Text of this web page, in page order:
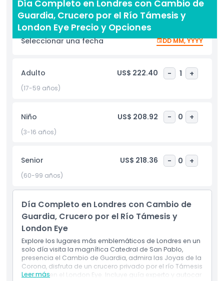
historias fascinantes.
Disfruta del espectáculo del Cambio de Guardia en el
Palacio de Buckingham, una exhibición inolvidable de la
tradición británica. En caso de mal tiempo, disfruta de una
tu recorrido con tiempo libre para explorar y almorzar de
forma independiente.
continúa con un relajante crucero exclusivo por el río
Támesis, que ofrece vistas pintorescas de la ciudad desde
el agua. Finalmente, disfruta de un paseo impresionante en
horizonte desde arriba.
Este tour completo concluye en el London Eye alrededor de
las 16:30, convirtiéndolo en una forma conveniente y
Londres en un solo día.
Aspectos Destacados
Inclusiones
Día Completo en Londres con Cambio de
Guardia, Crucero por el Río Támesis y
London Eye Precio y Opciones
Seleccionar una fecha DD MM, YYYY
Adulto US$ 222.40 - 1 +
(17-59 años)
Niño US$ 208.92 - 0 +
(3-16 años)
Senior US$ 218.36 - 0 +
(60-99 años)
Día Completo en Londres con Cambio de
Guardia, Crucero por el Río Támesis y
London Eye
Explore los lugares más emblemáticos de Londres en un
solo día visita la magnífica Catedral de San Pablo,
presencia el Cambio de Guardia, admira las Joyas de la
Corona, disfruta de un crucero privado por el río Támesis
y monta en el London Eye. Incluye guía experto y autocar
Leer más